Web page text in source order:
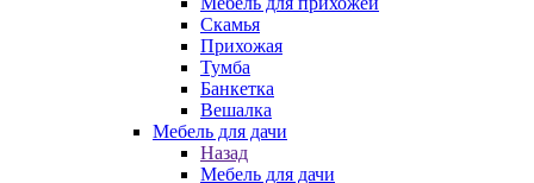
Скамья
Прихожая
Тумба
Банкетка
Вешалка
Мебель для дачи
Назад
Мебель для дачи